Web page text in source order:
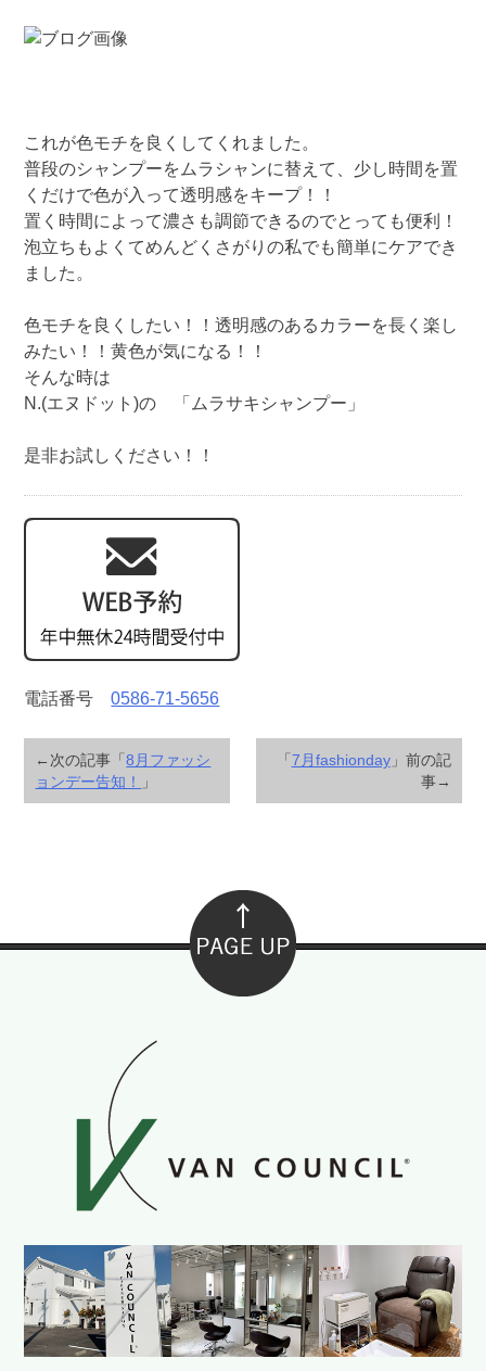
これが色モチを良くしてくれました。
普段のシャンプーをムラシャンに替えて、少し時間を置
くだけで色が入って透明感をキープ！！
置く時間によって濃さも調節できるのでとっても便利！
泡立ちもよくてめんどくさがりの私でも簡単にケアでき
ました。
色モチを良くしたい！！透明感のあるカラーを長く楽し
みたい！！黄色が気になる！！
そんな時は
N.(エヌドット)の 「ムラサキシャンプー」
是非お試しください！！
電話番号0586-71-5656
「 7月fashionday」前の記
事→
←次の記事「8月ファッシ
ョンデー告知！
」